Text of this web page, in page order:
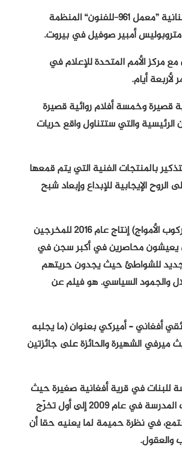
وجاء هذا الإعلان خلال مؤتمر صحفي عقدته الجمعية اللبنانية ”معمل 961-للفنون“ المنظمة
أمبير صوفيل في بيروت.
مركز الأمم المتحدة للإعلام في
أيام.
قصيرة وخمسة أفلام روائية قصيرة
والتي ستتناول واقع حريات
بالمنتجات الفنية التي يتم قمعها
الإيجابية للإبداع وإبعاد شبح
ويفتتح المهرجان بفيلم فلسطيني ألماني بعنوان (نادي ركوب الأمواج) إنتاج عام 2016 للمخرجين
يعيشون محاصرين في أكبر سجن في
جديد للشواطئ حيث يجدون حريتهم
والجمود السياسي. هو فيلم عن
أفغاني – أميركي بعنوان (ما يجلبه
بيث ميرفي الشهيرة والحائزة على جائزتين
للبنات في قرية أفغانية صغيرة حيث
لم يحدث من قبل أن سمح الآباء بتعليم بناتهم. مع بدايات المدرسة في عام 2009 إلى أول تخرّج
هذا المجتمع، في نظرة حميمة لما يعنيه حقا أن
والعقول.